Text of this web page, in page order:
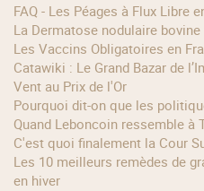
FAQ - Les Péages à Flux Libre
La Dermatose nodulaire
Les Vaccins Obligatoires en
Catawiki : Le Grand Bazar de l’Imposture ou l'Art de Vendre du
Vent au Prix de l'Or
Pourquoi dit-on que les
Quand Leboncoin ressemble
C'est quoi finalement la Cour
Les 10 meilleurs remèdes de grand-mère qu'il faut connaître
en hiver